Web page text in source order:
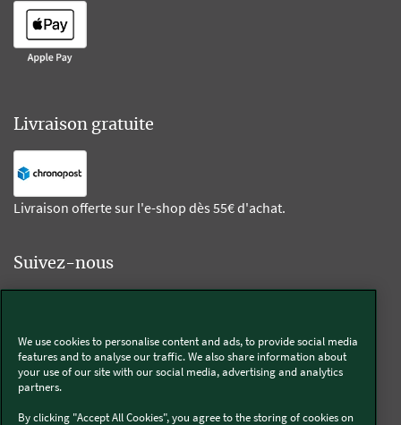
Livraison gratuite
Livraison offerte sur l'e-shop dès 55€ d'achat.
Suivez-nous
Thermomix®
We use cookies to personalise content and ads, to provide social media
features and to analyse our traffic. We also share information about
your use of our site with our social media, advertising and analytics
partners.
By clicking "Accept All Cookies", you agree to the storing of cookies on